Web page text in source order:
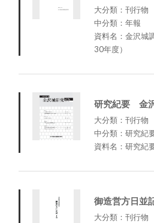
大分類：刊行物
中分類：年報
資料名：金沢城
30年度）
研究紀要 金
大分類：刊行物
中分類：研究
資料名：研究
御造営方日
大分類：刊行物